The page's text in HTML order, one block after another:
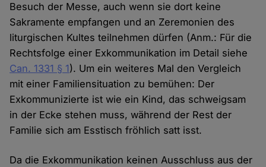
Besuch der Messe, auch wenn sie dort keine
Sakramente empfangen und an Zeremonien des
liturgischen Kultes teilnehmen dürfen (Anm.: Für die
Rechtsfolge einer Exkommunikation im Detail siehe
Can. 1331 § 1). Um ein weiteres Mal den Vergleich
mit einer Familiensituation zu bemühen: Der
Exkommunizierte ist wie ein Kind, das schweigsam
in der Ecke stehen muss, während der Rest der
Familie sich am Esstisch fröhlich satt isst.
Da die Exkommunikation keinen Ausschluss aus der